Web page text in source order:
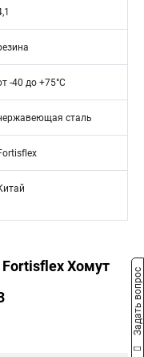
-40 до +75°C
сталь
Fortisflex Хомут
Задать вопрос